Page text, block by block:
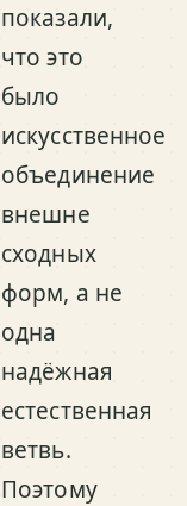
показали,
что это
было
искусственное
объединение
внешне
сходных
форм, а не
одна
надёжная
естественная
ветвь.
Поэтому